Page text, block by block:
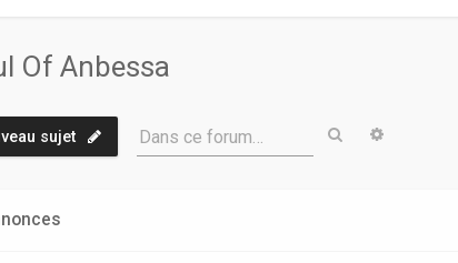
Of Anbessa
sujet Dans ce forum… Rechercher